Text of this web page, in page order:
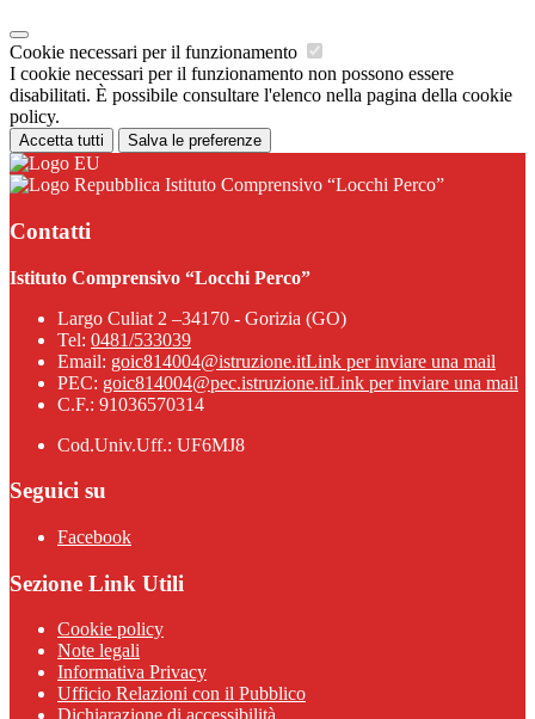
Cookie necessari per il funzionamento
I cookie necessari per il funzionamento non possono essere
disabilitati. È possibile consultare l'elenco nella pagina della cookie
policy.
Accetta tutti Salva le preferenze
Istituto Comprensivo “Locchi Perco”
Contatti
Istituto Comprensivo “Locchi Perco”
Largo Culiat 2 –34170 - Gorizia (GO)
Tel: 0481/533039
Email: goic814004@istruzione.itLink per inviare una mail
PEC: goic814004@pec.istruzione.itLink per inviare una mail
C.F.: 91036570314
Cod.Univ.Uff.: UF6MJ8
Seguici su
Facebook
Sezione Link Utili
Cookie policy
Note legali
Informativa Privacy
Ufficio Relazioni con il Pubblico